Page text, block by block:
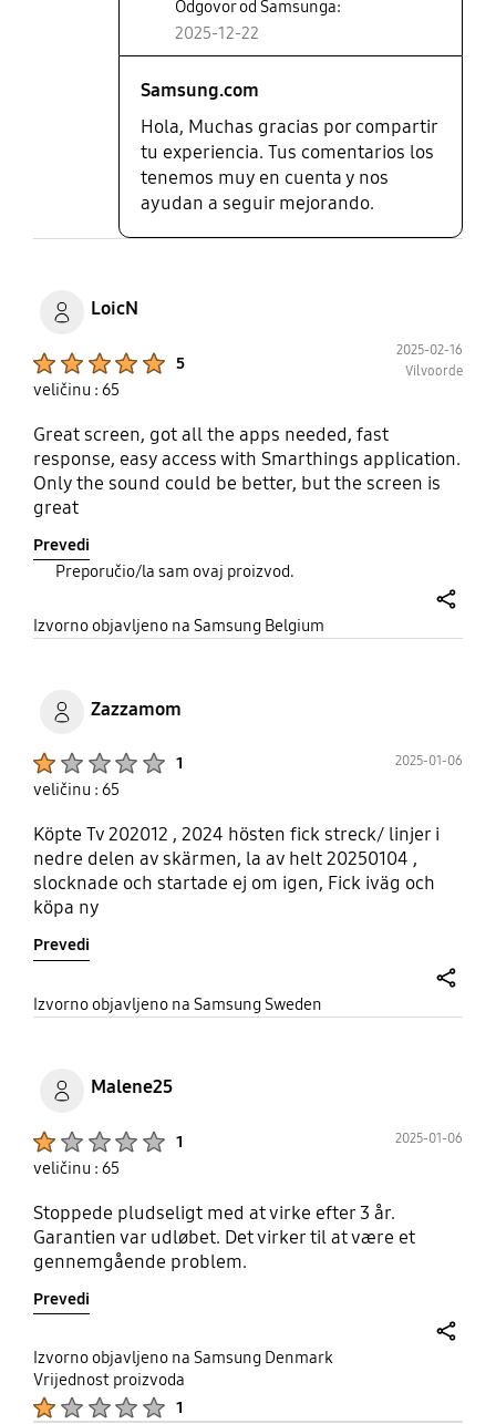
Odgovor od Samsunga:
2025-12-22
Samsung.com
Hola, Muchas gracias por compartir
tu experiencia. Tus comentarios los
tenemos muy en cuenta y nos
ayudan a seguir mejorando.
LoicN
5
2025-02-16
Vilvoorde
veličinu : 65
Great screen, got all the apps needed, fast
response, easy access with Smarthings application.
Only the sound could be better, but the screen is
great
Prevedi
Preporučio/la sam ovaj proizvod.
Izvorno objavljeno na Samsung Belgium
Zazzamom
1 2025-01-06
veličinu : 65
Köpte Tv 202012 , 2024 hösten fick streck/ linjer i
nedre delen av skärmen, la av helt 20250104 ,
slocknade och startade ej om igen, Fick iväg och
köpa ny
Prevedi
Izvorno objavljeno na Samsung Sweden
Malene25
1 2025-01-06
veličinu : 65
Stoppede pludseligt med at virke efter 3 år.
Garantien var udløbet. Det virker til at være et
gennemgående problem.
Prevedi
Izvorno objavljeno na Samsung Denmark
Vrijednost proizvoda
1